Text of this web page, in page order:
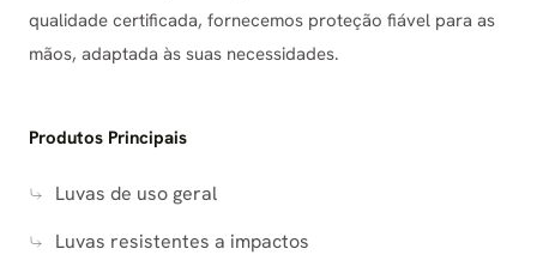
qualidade certificada, fornecemos proteção fiável para as
mãos, adaptada às suas necessidades.
Produtos Principais
Luvas de uso geral
Luvas resistentes a impactos